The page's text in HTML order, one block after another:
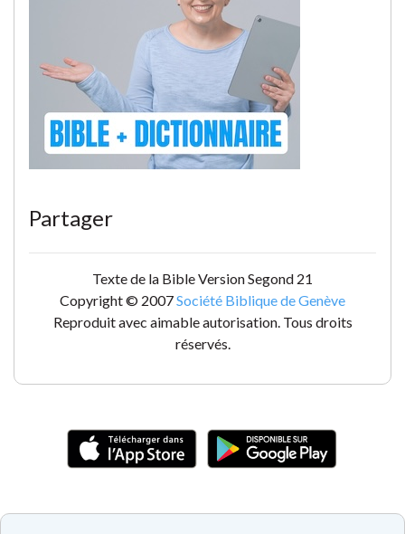
Partager
Texte de la Bible Version Segond 21
Copyright © 2007Société Biblique de Genève
Reproduit avec aimable autorisation. Tous droits
réservés.